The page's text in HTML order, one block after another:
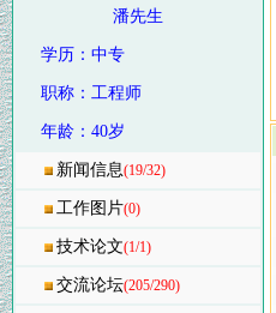
潘先生
学历：中专
职称：工程师
年龄：40岁
新闻信息(19/32)
工作图片(0)
技术论文(1/1)
交流论坛(205/290)